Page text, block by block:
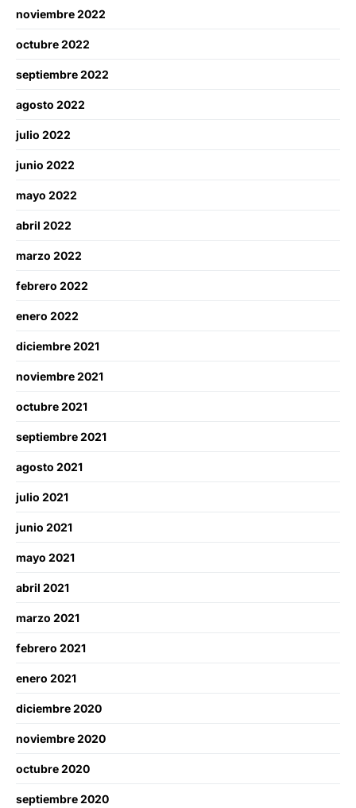
noviembre 2022
octubre 2022
septiembre 2022
agosto 2022
julio 2022
junio 2022
mayo 2022
abril 2022
marzo 2022
febrero 2022
enero 2022
diciembre 2021
noviembre 2021
octubre 2021
septiembre 2021
agosto 2021
julio 2021
junio 2021
mayo 2021
abril 2021
marzo 2021
febrero 2021
enero 2021
diciembre 2020
noviembre 2020
octubre 2020
septiembre 2020